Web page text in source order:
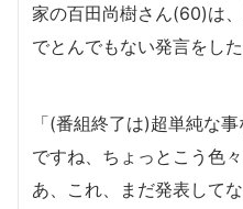
家の百田尚樹さん(60)は
でとんでもない発言をした
「(番組終了は)超単純な
ですね、ちょっとこう色
あ、これ、まだ発表して